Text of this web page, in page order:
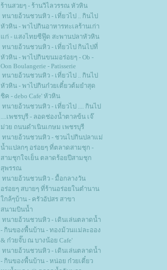
ร้านสวยๆ - ร้านวิไลวรรณ หัวหิน
ทนายอ้วนชวนหิว - เที่ยวไป .. กินไป
หัวหิน - พาไปกินอาหารทะเลร้านเก่า
ก่ - แสงไทยซีฟู๊ด สะพานปลาหัวหิน
ทนายอ้วนชวนหิว - เที่ยวไป กินไปที่
หัวหิน - พาไปกินขนมอร่อยๆ - Ob -
Oon Boulangerie - Patisserie
ทนายอ้วนชวนหิว - เที่ยวไป .. กินไป
หัวหิน - พาไปกินก๋วยเตี๋ยวต้มยำสุด
ชิค - debo Cafe' หัวหิน
ทนายอ้วนชวนหิว - เที่ยวไป .... กินไป
....เพชรบุรี - ลอดช่องน้ำตาลข้น เจ๊
ม่วย ถนนดำเนินเกษม เพชรบุรี
ทนายอ้วนชวนหิว - ชวนไปกินปลาแม่
น้ำแปลกๆ อร่อยๆ ที่ตลาดสามชุก -
สามชุกใจเย็น ตลาดร้อยปีสามชุก
สุพรรณ
ทนายอ้วนชวนหิว - มื้อกลางวัน
อร่อยๆ สบายๆ ที่ร้านอร่อยในตำนาน
กล้ๆบ้าน - ครัวอัปสร สาขา
สนามบินน้ำ
ทนายอ้วนชวนหิว - เดินเล่นตลาดน้ำ
- กินของพื้นบ้าน - ทองม้วนแม่ละออง
& ก๋วยจั๊บ ณ บางน้อย Cafe'
ทนายอ้วนชวนหิว - เดินเล่นตลาดน้ำ
- กินของพื้นบ้าน - หน่อย ก๋วยเตี๋ยว